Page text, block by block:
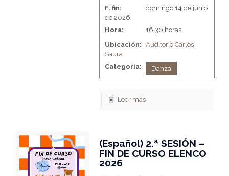
F. fin:
domingo 14 de junio
de 2026
Hora:
16:30 horas
Ubicación: Auditorio Carlos
Saura
Categoria:
Danza
Leer más
(Español) 2.ª SESIÓN –
FIN DE CURSO ELENCO
2026